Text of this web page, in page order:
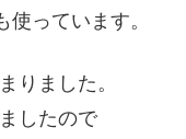
っています。
りました。
したので